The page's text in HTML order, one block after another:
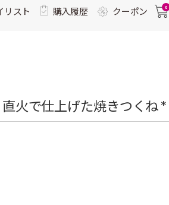
リスト 購入履歴 クーポン 0
火で仕上げた焼きつくね *